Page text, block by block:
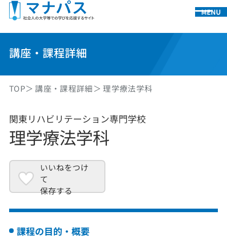
MENU
講座・課程詳細
TOP 講座・課程詳細 理学療法学科
関東リハビリテーション専門学校
理学療法学科
いいねをつけ
て
保存する
課程の目的・概要